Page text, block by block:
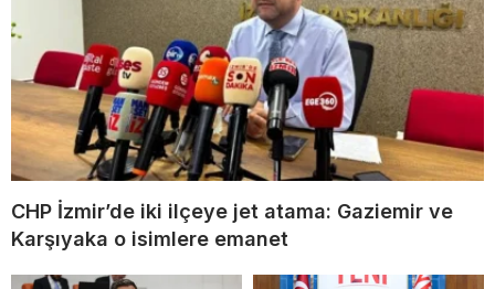
CHP İzmir’de iki ilçeye jet atama: Gaziemir ve
Karşıyaka o isimlere emanet